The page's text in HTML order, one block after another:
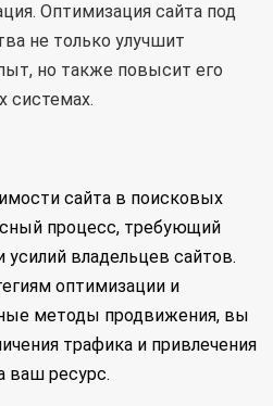
Оптимизация сайта под
не только улучшит
но также повысит его
системах.
сайта в поисковых
процесс, требующий
усилий владельцев сайтов.
оптимизации и
методы продвижения, вы
трафика и привлечения
ваш ресурс.